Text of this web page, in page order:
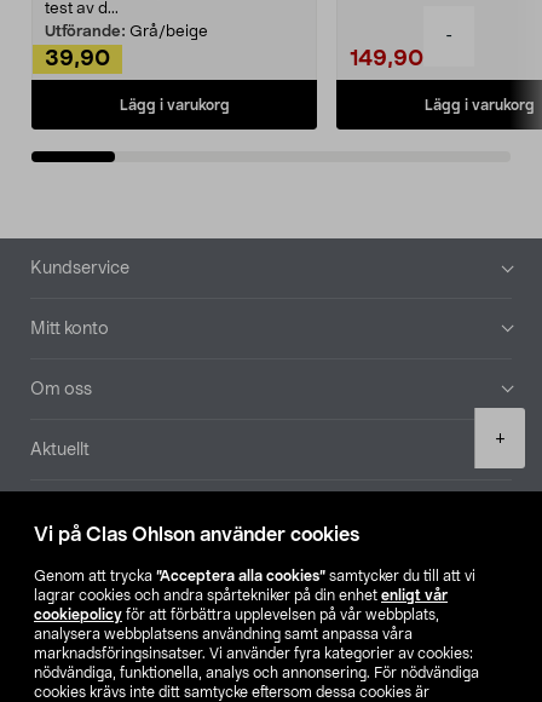
Vi på Clas Ohlson använder cookies
Genom att trycka ”Acceptera alla cookies” samtycker du till att vi
lagrar cookies och andra spårtekniker på din enhet enligt vår
cookiepolicy för att förbättra upplevelsen på vår webbplats,
analysera webbplatsens användning samt anpassa våra
marknadsföringsinsatser. Vi använder fyra kategorier av cookies:
nödvändiga, funktionella, analys och annonsering. För nödvändiga
cookies krävs inte ditt samtycke eftersom dessa cookies är
-
+
test av d...
Utförande: Grå/beige
39,90
Lägg i varukorg
149,90
Lägg i varukorg
Sidfot
Kundservice
Mitt konto
Om oss
Aktuellt
Hitta butik
SE NO FI